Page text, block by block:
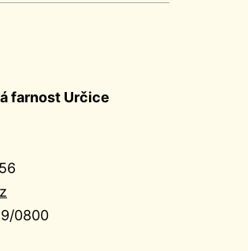
farnost Určice
0800